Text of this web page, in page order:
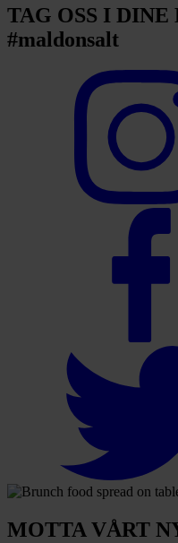
TAG OSS I DINE
#maldonsalt
MOTTA VÅRT